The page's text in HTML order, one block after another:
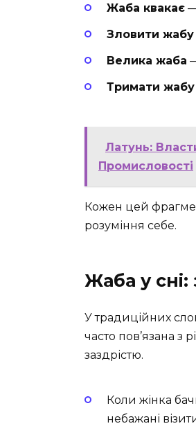
Жаба квакає
Зловити жабу
Велика жаба
Тримати жабу
Латунь:
Промисловості
Кожен цей
розуміння себе.
Жаба у
У традиційних
часто пов’язана з
заздрістю.
Коли жінка
небажані